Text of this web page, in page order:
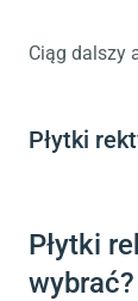
Ciąg dalszy
Płytki
Płytki
wybrać?